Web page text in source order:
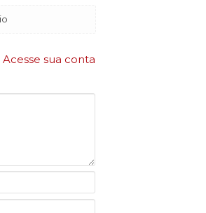
Acesse sua conta